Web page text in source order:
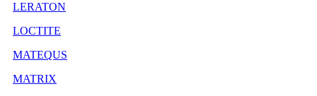
LERATON
LOCTITE
MATEQUS
MATRIX